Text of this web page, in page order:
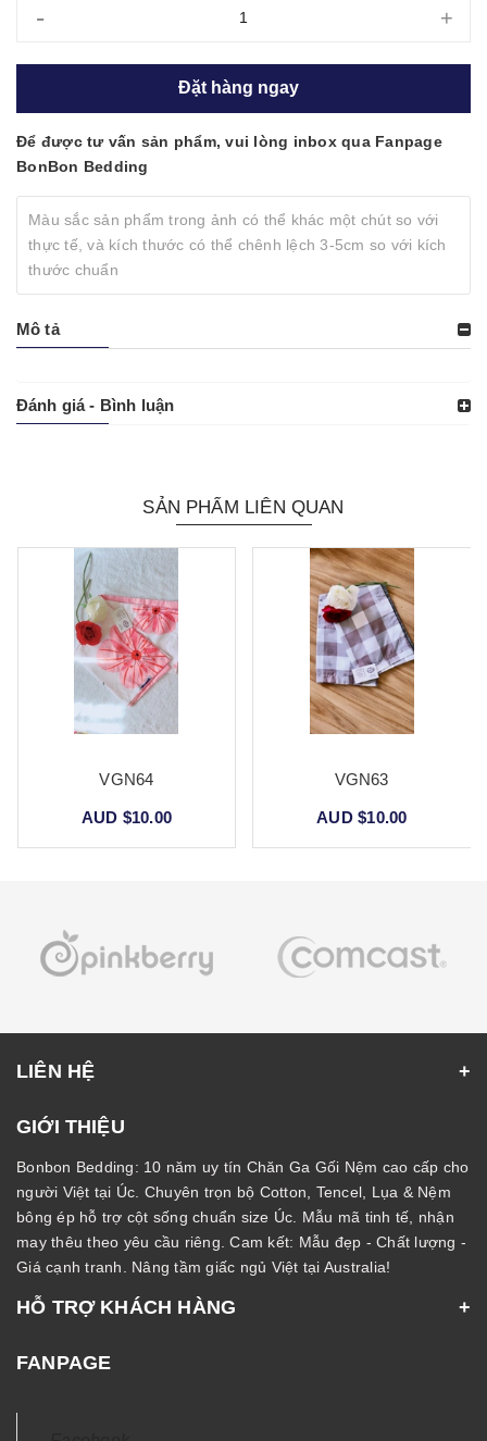
- +
Đặt hàng ngay
Để được tư vấn sản phẩm, vui lòng inbox qua Fanpage
BonBon Bedding
Màu sắc sản phẩm trong ảnh có thể khác một chút so với
thực tế, và kích thước có thể chênh lệch 3-5cm so với kích
thước chuẩn
Mô tả
Đánh giá - Bình luận
SẢN PHẨM LIÊN QUAN
LIÊN HỆ
GIỚI THIỆU
Bonbon Bedding: 10 năm uy tín Chăn Ga Gối Nệm cao cấp cho
người Việt tại Úc. Chuyên trọn bộ Cotton, Tencel, Lụa & Nệm
bông ép hỗ trợ cột sống chuẩn size Úc. Mẫu mã tinh tế, nhận
may thêu theo yêu cầu riêng. Cam kết: Mẫu đẹp - Chất lượng -
Giá cạnh tranh. Nâng tầm giấc ngủ Việt tại Australia!
HỖ TRỢ KHÁCH HÀNG
FANPAGE